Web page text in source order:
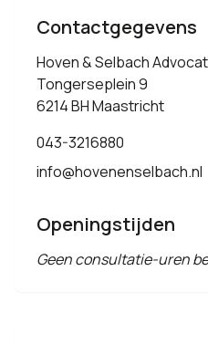
Contactgegevens
Hoven & Selbach
Tongerseplein 9
6214 BH Maastricht
043-3216880
info@hovenenselbach.nl
Openingstijden
Geen consultatie-uren